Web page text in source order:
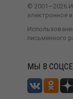
© 2001—2026
электронное
письменного
МЫ В